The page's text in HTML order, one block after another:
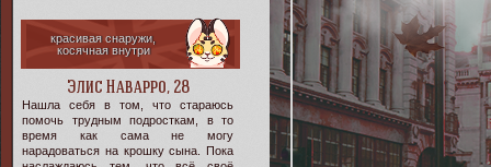
красивая снаружи,
косячная внутри
Элис Наварро, 28
Нашла себя в том, что стараюсь
помочь трудным подросткам, в то
время как сама не могу
нарадоваться на крошку сына. Пока